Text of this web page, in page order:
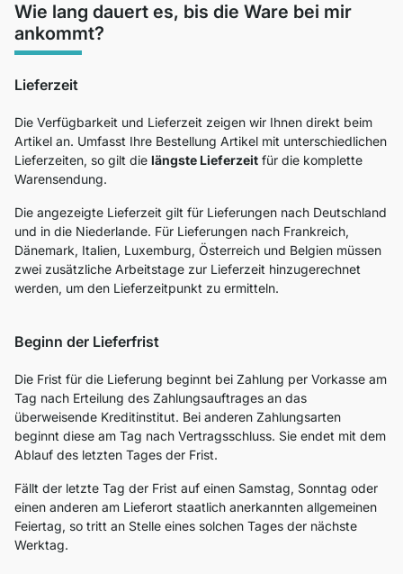
Wie lang dauert es, bis die Ware bei mir
ankommt?
Lieferzeit
Die Verfügbarkeit und Lieferzeit zeigen wir Ihnen direkt beim
Artikel an. Umfasst Ihre Bestellung Artikel mit unterschiedlichen
Lieferzeiten, so gilt die längste Lieferzeit für die komplette
Warensendung.
Die angezeigte Lieferzeit gilt für Lieferungen nach Deutschland
und in die Niederlande. Für Lieferungen nach Frankreich,
Dänemark, Italien, Luxemburg, Österreich und Belgien müssen
zwei zusätzliche Arbeitstage zur Lieferzeit hinzugerechnet
werden, um den Lieferzeitpunkt zu ermitteln.
Beginn der Lieferfrist
Die Frist für die Lieferung beginnt bei Zahlung per Vorkasse am
Tag nach Erteilung des Zahlungsauftrages an das
überweisende Kreditinstitut. Bei anderen Zahlungsarten
beginnt diese am Tag nach Vertragsschluss. Sie endet mit dem
Ablauf des letzten Tages der Frist.
Fällt der letzte Tag der Frist auf einen Samstag, Sonntag oder
einen anderen am Lieferort staatlich anerkannten allgemeinen
Feiertag, so tritt an Stelle eines solchen Tages der nächste
Werktag.